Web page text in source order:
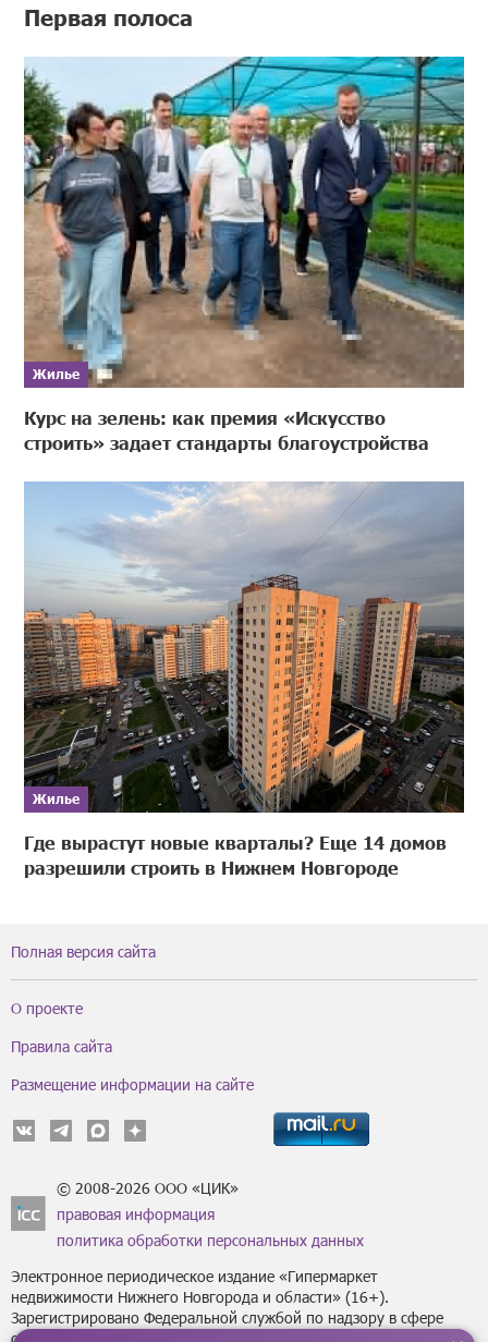
Первая полоса
Жилье
Курс на зелень: как премия «Искусство
строить» задает стандарты благоустройства
Жилье
Где вырастут новые кварталы? Еще 14 домов
разрешили строить в Нижнем Новгороде
Полная версия сайта
О проекте
Правила сайта
Размещение информации на сайте
© 2008-2026 ООО «ЦИК»
правовая информация
политика обработки персональных данных
Электронное периодическое издание «Гипермаркет
недвижимости Нижнего Новгорода и области» (16+).
Зарегистрировано Федеральной службой по надзору в сфере